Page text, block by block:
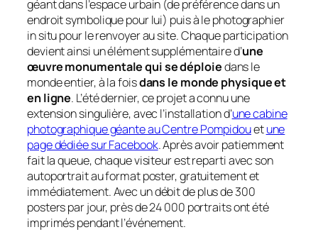
géant dans l’espace urbain (de préférence dans un
endroit symbolique pour lui) puis à le photographier
in situpour le renvoyer au site. Chaque participation
devient ainsi un élément supplémentaire d’une
œuvre monumentale qui se déploiedans le
monde entier, à la foisdans le monde physique et
en ligne. L’été dernier, ce projet a connu une
extension singulière, avec l’installation d’une cabine
photographique géante au Centre Pompidouetune
page dédiée sur Facebook. Après avoir patiemment
fait la queue, chaque visiteur est reparti avec son
autoportrait au format poster, gratuitement et
immédiatement. Avec un débit de plus de 300
posters par jour, près de 24 000 portraits ont été
imprimés pendant l’événement.